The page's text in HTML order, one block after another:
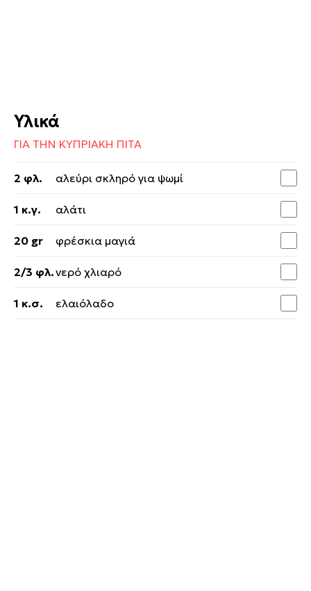
Υλικά
ΓΙΑ ΤΗΝ ΚΥΠΡΙΑΚΗ ΠΙΤΑ
2 φλ. αλεύρι σκληρό για ψωμί
1 κ.γ. αλάτι
20 gr φρέσκια μαγιά
2/3 φλ.νερό χλιαρό
1 κ.σ. ελαιόλαδο